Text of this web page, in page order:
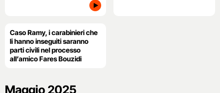
Caso Ramy, i carabinieri che
li hanno inseguiti saranno
parti civili nel processo
all’amico Fares Bouzidi
Maggio 2025